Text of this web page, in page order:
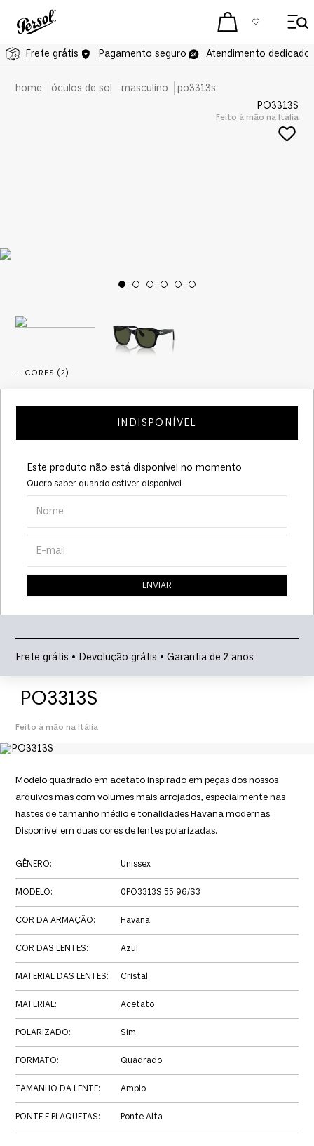
Frete grátis Pagamento seguro Atendimento dedicado
óculos de sol masculino
po3313s
PO3313S
Feito à mão na Itália
+ CORES (2)
Este produto não está disponível no momento
Quero saber quando estiver disponível
ENVIAR
INDISPONÍVEL
Frete grátis • Devolução grátis • Garantia de 2 anos
PO3313S
Feito à mão na Itália
Modelo quadrado em acetato inspirado em peças dos nossos
arquivos mas com volumes mais arrojados, especialmente nas
hastes de tamanho médio e tonalidades Havana modernas.
Disponível em duas cores de lentes polarizadas.
GÊNERO: Unissex
MODELO: 0PO3313S 55 96/S3
COR DA ARMAÇÃO: Havana
COR DAS LENTES: Azul
MATERIAL DAS LENTES: Cristal
MATERIAL: Acetato
POLARIZADO: Sim
FORMATO: Quadrado
TAMANHO DA LENTE: Amplo
PONTE E PLAQUETAS: Ponte Alta